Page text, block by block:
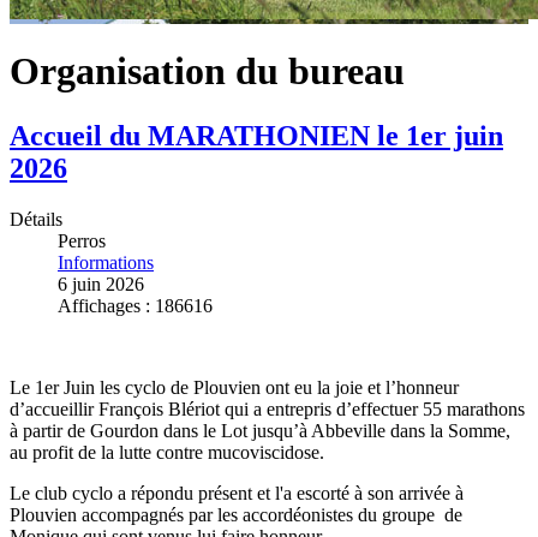
Organisation du bureau
Accueil du MARATHONIEN le 1er juin
2026
Détails
Perros
Informations
6 juin 2026
Affichages : 186616
Le 1er Juin les cyclo de Plouvien ont eu la joie et l’honneur
d’accueillir François Blériot qui a entrepris d’effectuer 55 marathons
à partir de Gourdon dans le Lot jusqu’à Abbeville dans la Somme,
au profit de la lutte contre mucoviscidose.
Le club cyclo a répondu présent et l'a escorté à son arrivée à
Plouvien accompagnés par les accordéonistes du groupe de